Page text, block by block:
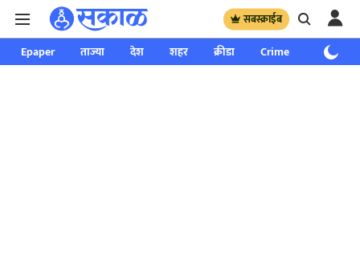
सबस्क्राईब
Epaper ताज्या देश शहर क्रीडा Crime साप्ताहिक